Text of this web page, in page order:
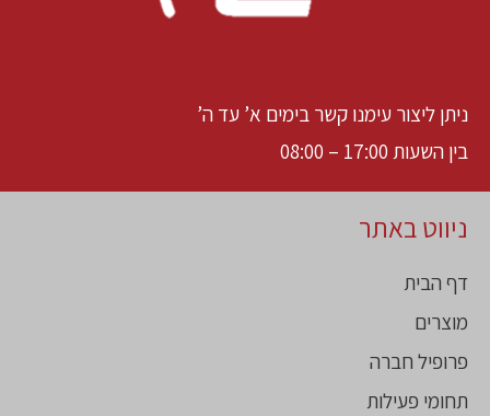
ניתן ליצור עימנו קשר בימים א’ עד ה’
בין השעות 17:00 – 08:00
ניווט באתר
דף הבית
מוצרים
פרופיל חברה
תחומי פעילות